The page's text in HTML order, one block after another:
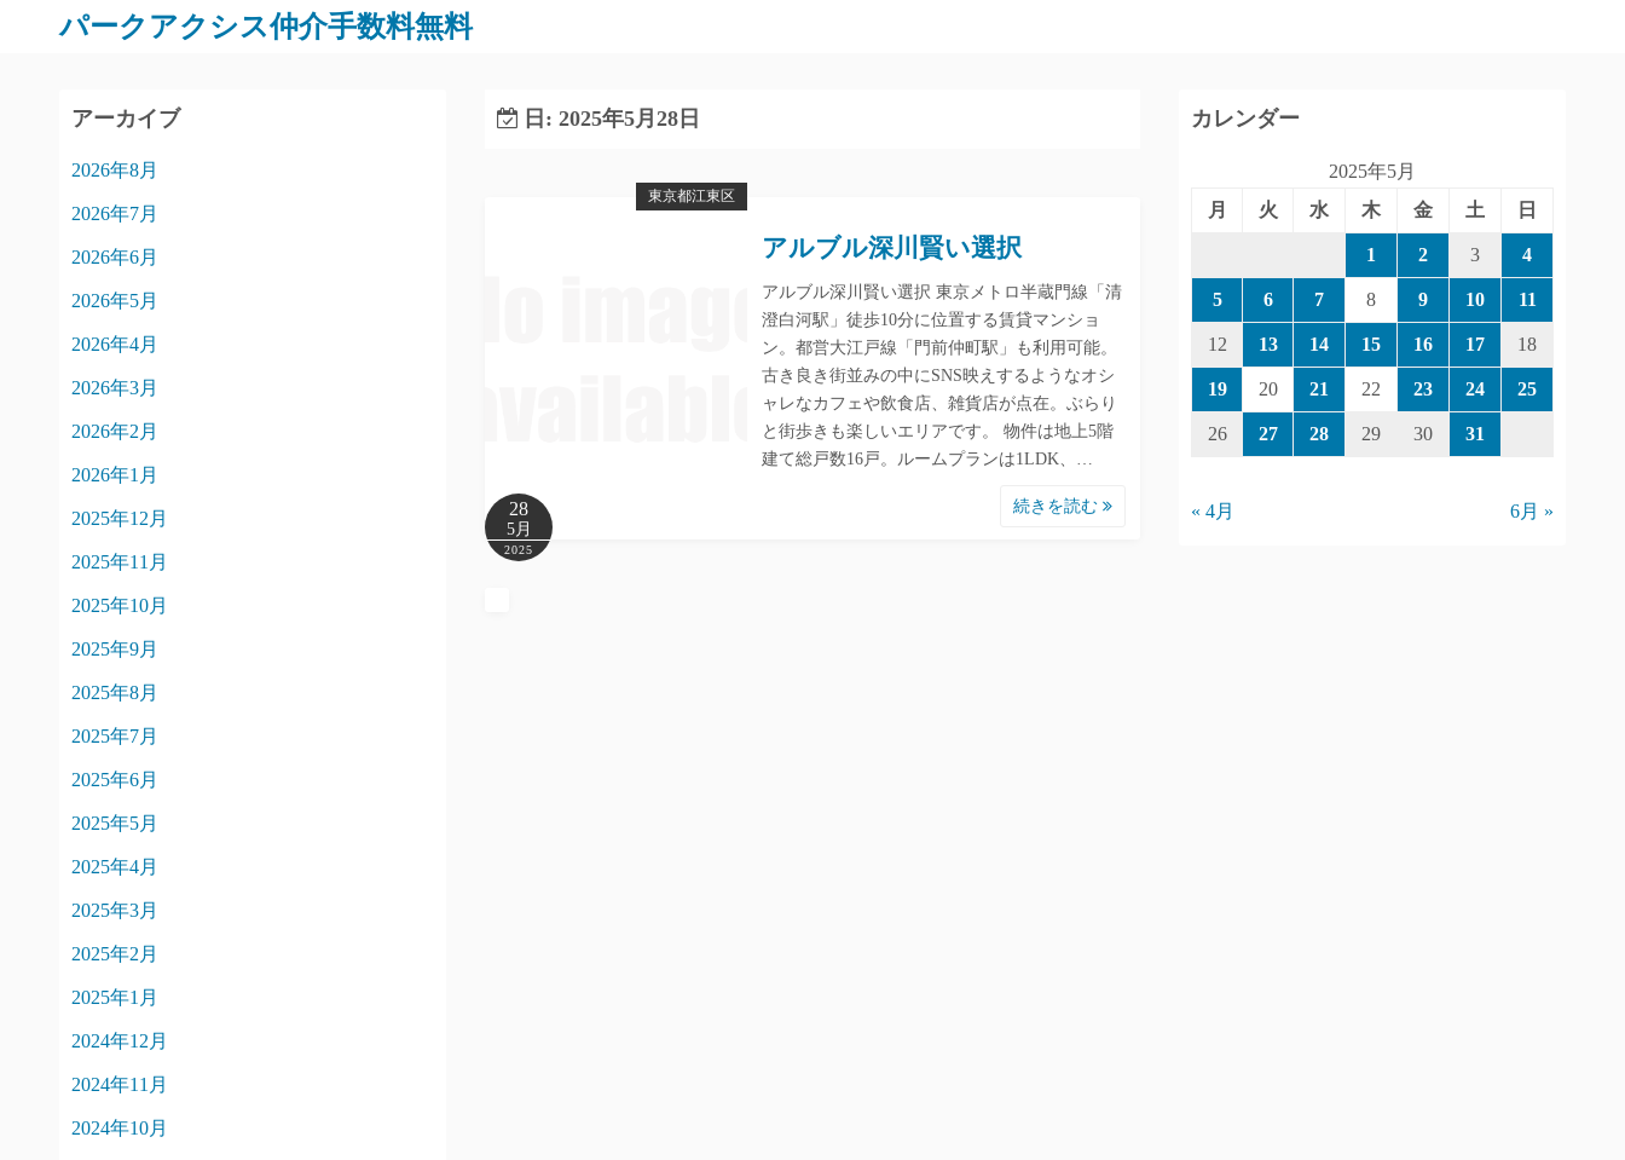
パークアクシス仲介手数料無料
日: 2025年5月28日
東京都江東区
28
5月
2025
アルブル深川賢い選択
アルブル深川賢い選択 東京メトロ半蔵門線「清
澄白河駅」徒歩10分に位置する賃貸マンショ
ン。都営大江戸線「門前仲町駅」も利用可能。
古き良き街並みの中にSNS映えするようなオシ
ャレなカフェや飲食店、雑貨店が点在。ぶらり
と街歩きも楽しいエリアです。 物件は地上5階
建て総戸数16戸。ルームプランは1LDK、…
続きを読む
アーカイブ
2026年8月
2026年7月
2026年6月
2026年5月
2026年4月
2026年3月
2026年2月
2026年1月
2025年12月
2025年11月
2025年10月
2025年9月
2025年8月
2025年7月
2025年6月
2025年5月
2025年4月
2025年3月
2025年2月
2025年1月
2024年12月
2024年11月
2024年10月
カレンダー
2025年5月
月
火 水 木 金 土 日
1 2 3 4
5 6 7 8 9 10 11
12 13 14 15 16 17 18
19 20 21 22 23 24 25
26 27 28 29 30 31
« 4月 6月 »